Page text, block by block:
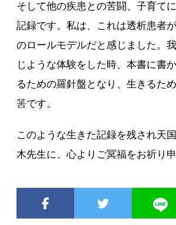
そして他の疾患との苦闘、子育て
記録です。私は、これは透析患者
のロールモデルだと感じました。
じような体験をした時、本書に書
るための羅針盤となり、生きるた
筈です。
このような生きた記録を残され天
木先生に、心よりご冥福をお祈り申